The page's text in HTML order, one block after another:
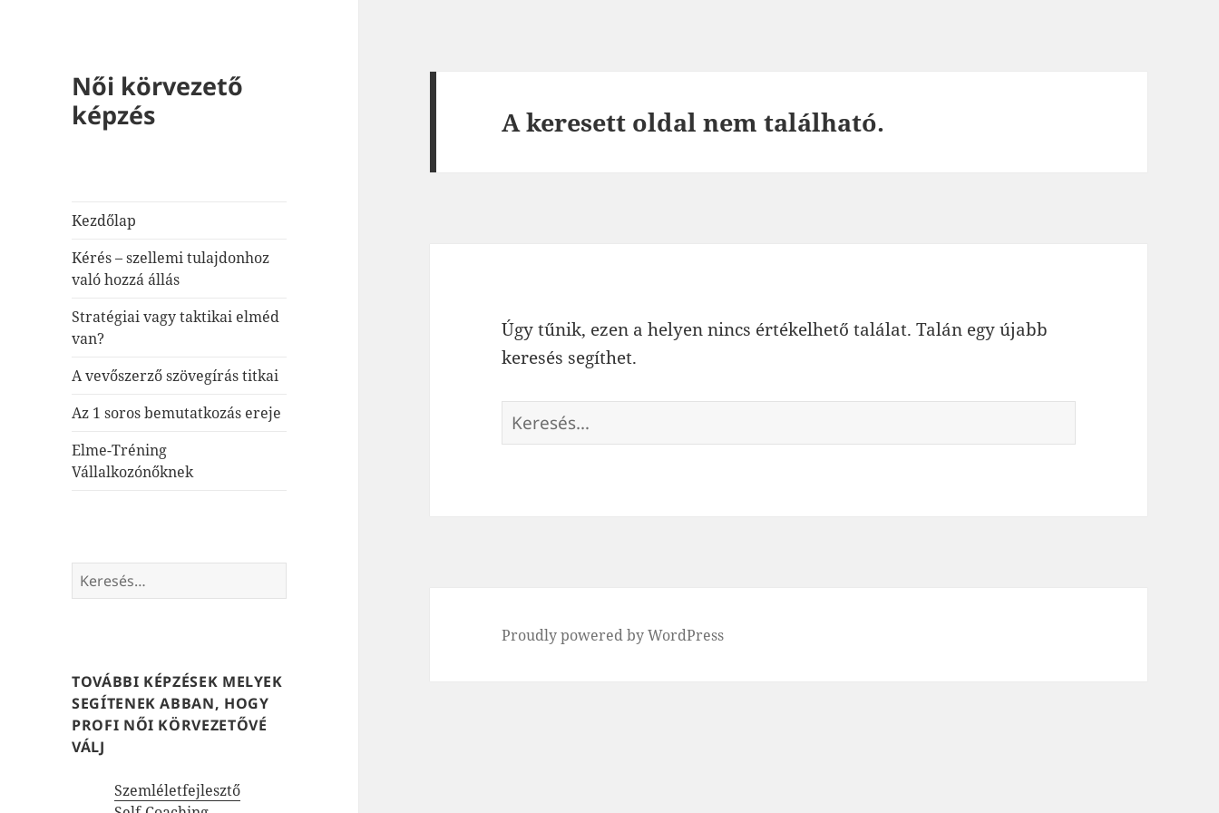
Női körvezető
képzés
Kezdőlap
Kérés – szellemi tulajdonhoz
való hozzá állás
Stratégiai vagy taktikai elméd
van?
A vevőszerző szövegírás titkai
Az 1 soros bemutatkozás ereje
Elme-Tréning
Vállalkozónőknek
Keresés:
TOVÁBBI KÉPZÉSEK MELYEK
SEGÍTENEK ABBAN, HOGY
PROFI NŐI KÖRVEZETŐVÉ
VÁLJ
Szemléletfejlesztő
A keresett oldal nem található.
Úgy tűnik, ezen a helyen nincs értékelhető találat. Talán egy újabb
keresés segíthet.
Keresés:
Proudly powered by WordPress